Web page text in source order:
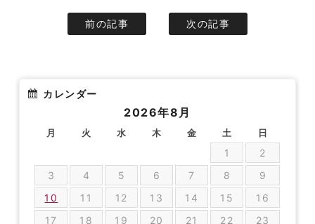
前の記事 次の記事
カレンダー
2026年8月
月 火 水 木 金 土 日
1
2
3
4 5 6 7 8
9
10
11 12 13 14 15
16
17
18 19 20 21 22
23